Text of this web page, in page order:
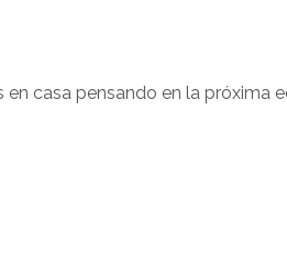
casa pensando en la próxima